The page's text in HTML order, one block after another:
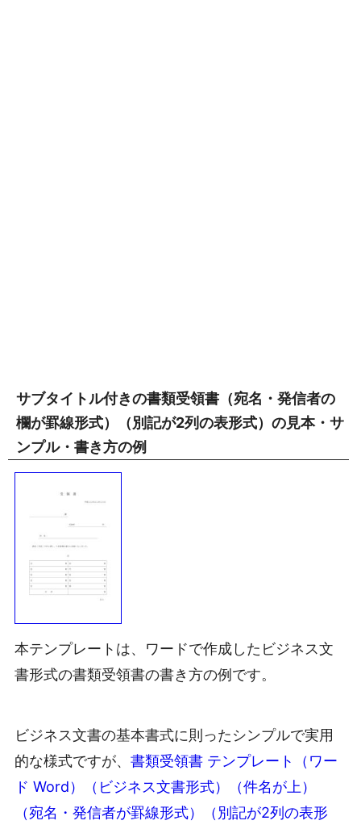
サブタイトル付きの書類受領書（宛名・発信者の
欄が罫線形式）（別記が2列の表形式）の見本・サ
ンプル・書き方の例
本テンプレートは、ワードで作成したビジネス文
書形式の書類受領書の書き方の例です。
ビジネス文書の基本書式に則ったシンプルで実用
的な様式ですが、 書類受領書 テンプレート（ワー
ド Word）（ビジネス文書形式）（件名が上）
（宛名・発信者が罫線形式）（別記が2列の表形